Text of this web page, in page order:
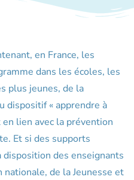
en France, les
dans les écoles, les
plus jeunes, de la
dispositif « apprendre à
lien avec la prévention
Et si des supports
des enseignants
nationale, de la Jeunesse et